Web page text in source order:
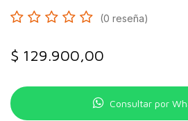
(0 reseña)
$ 129.900,00
Consultar por